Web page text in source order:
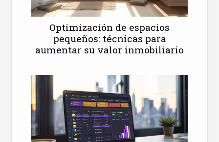
Optimización de espacios
pequeños: técnicas para
aumentar su valor inmobiliario